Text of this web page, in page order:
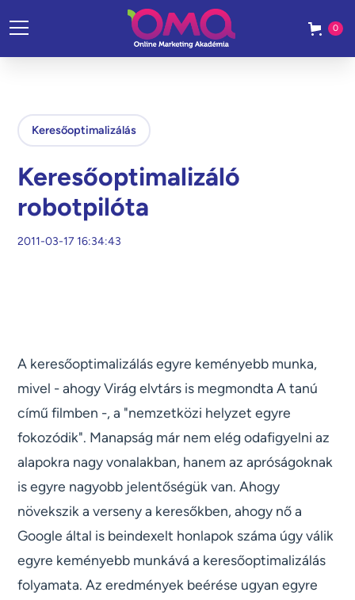
0
Keresőoptimalizálás
Keresőoptimalizáló
robotpilóta
2011-03-17 16:34:43
A keresőoptimalizálás egyre keményebb munka,
mivel - ahogy Virág elvtárs is megmondta A tanú
című filmben -, a "nemzetközi helyzet egyre
fokozódik". Manapság már nem elég odafigyelni az
alapokra nagy vonalakban, hanem az apróságoknak
is egyre nagyobb jelentőségük van. Ahogy
növekszik a verseny a keresőkben, ahogy nő a
Google által is beindexelt honlapok száma úgy válik
egyre keményebb munkává a keresőoptimalizálás
folyamata. Az eredmények beérése ugyan egyre